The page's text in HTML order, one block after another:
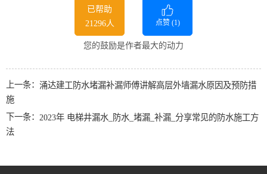
已帮助
21296人
点赞 (1)
您的鼓励是作者最大的动力
上一条： 涌达建工防水堵漏补漏师傅讲解高层外墙漏水原因及预防措
施
下一条： 2023年 电梯井漏水_防水_堵漏_补漏_分享常见的防水施工方
法